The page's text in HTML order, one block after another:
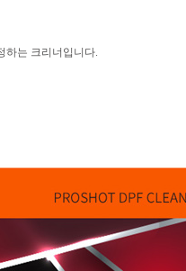
하는 크리너입니다.